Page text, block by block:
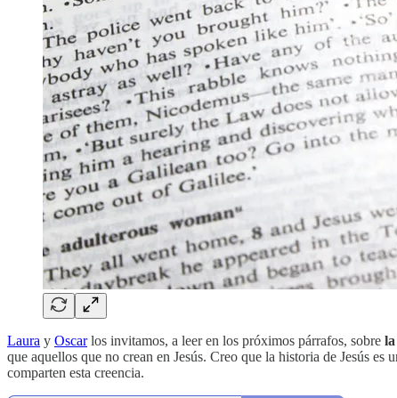
Laura y Oscarlos invitamos, a leer en los próximos párrafos, sobre
que aquellos que no crean en Jesús. Creo que la historia de Jesús es
comparten esta creencia.